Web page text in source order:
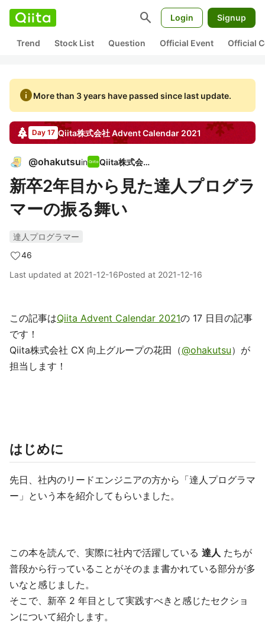
search Login Signup
Trend Stock List Question Official Event Official
infoMore than 3 years have passed since last update.
Day 17 Qiita株式会社Advent Calendar 2021
@ohakutsuin Qiita株式会社
新卒2年目から見た達人プログラ
マーの振る舞い
達人プログラマー
46
Last updated at 2021-12-16Posted at 2021-12-16
この記事はQiita Advent Calendar 2021の 17 日目の記事
です！
Qiita株式会社 CX 向上グループの花田（@ohakutsu）が
担当します！
はじめに
先日、社内のリードエンジニアの方から「達人プログラマ
ー」という本を紹介してもらいました。
この本を読んで、実際に社内で活躍している 達人 たちが
普段から行っていることがそのまま書かれている部分が多
いなと感じました。
そこで、新卒 2 年目として実践すべきと感じたセクショ
ンについて紹介します。